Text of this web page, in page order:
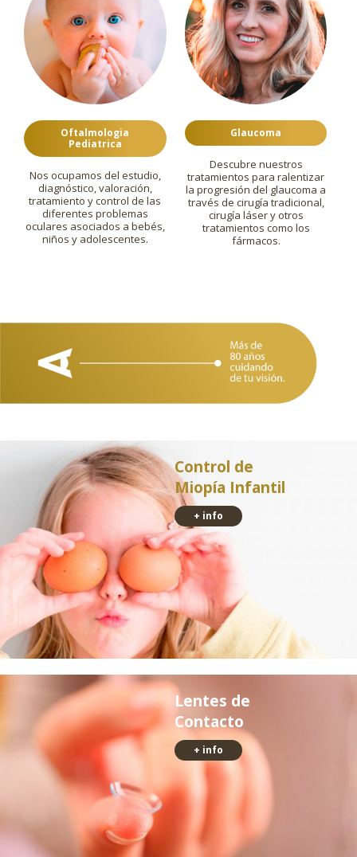
Oftalmologia
Pediatrica
Nos ocupamos del estudio,
diagnóstico, valoración,
tratamiento y control de las
diferentes problemas
oculares asociados a bebés,
niños y adolescentes.
Glaucoma
Descubre nuestros
tratamientos para ralentizar
la progresión del glaucoma a
través de cirugía tradicional,
cirugía láser y otros
tratamientos como los
fármacos.
Control de
Miopía Infantil
+ info
Lentes de
Contacto
+ info